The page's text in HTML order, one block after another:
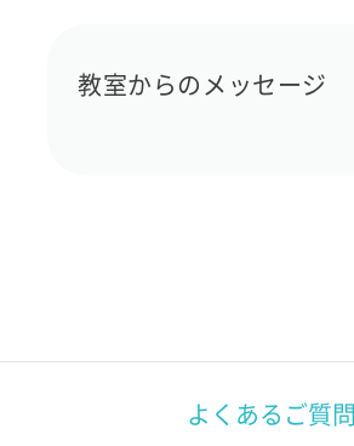
教室からのメッセージ
よくあるご質問